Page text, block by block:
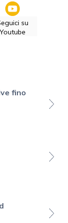
su
Youtube
fino